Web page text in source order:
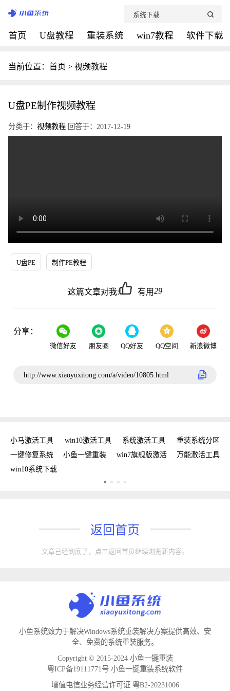
首页 U盘教程 重装系统 win7教程 软件下载
当前位置： 首页 > 视频教程
U盘PE制作视频教程
分类于： 视频教程 回答于：2017-12-19
U盘PE 制作PE教程
这篇文章对我: 有用29
分享：
微信好友 朋友圈 QQ好友 QQ空间 新浪微博
http://www.xiaoyuxitong.com/a/video/10805.html
小马激活工具 win10激活工具 系统激活工具
重装系统分区
一键修复系统
小鱼一键重装 win7旗舰版激活
万能激活工具
win10系统下载
返回首页
文章已经到底了，点击返回首页继续浏览新内容。
小鱼系统致力于解决Windows系统重装解决方案提供高效、安
全、免费的系统重装服务。
Copyright © 2015-2024 小鱼一键重装
粤ICP备19111771号 小鱼一键重装系统软件
增值电信业务经营许可证 粤B2-20231006